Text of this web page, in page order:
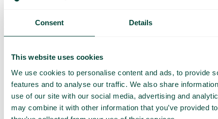
Consent Details
This website uses cookies
We use cookies to personalise content and ads, to provide
features and to analyse our traffic. We also share
use of our site with our social media, advertising and
may combine it with other information that you’ve provided
Förenade Bil setter pris på at de ikke er avhengige av
alltid gjøre raske justeringer via mobilappen.
For Christina var det viktig å finne en løsning som var
enkel å bruke, men som hadde avanserte funksjoner
som kunne tilgodese Förenade Bils behov.